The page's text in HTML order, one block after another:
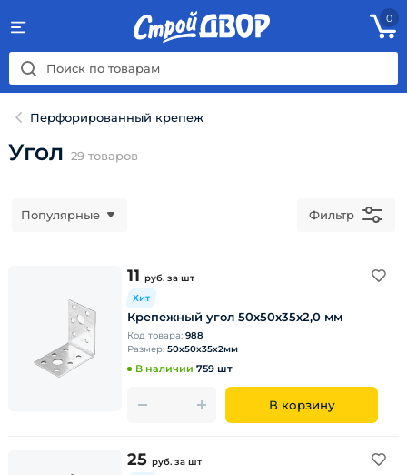
0
Перфорированный крепеж
Угол 29 товаров
Популярные Фильтр
11 руб. за шт
Хит
Крепежный угол 50х50х35х2,0 мм
Код товара: 988
Размер: 50х50х35х2мм
В наличии 759 шт
В корзину
25 руб. за шт